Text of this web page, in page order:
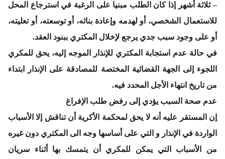
– ثلاثة أشهر إذا كان الطلب مبنيا على الرغبة في استرجاع المحل
للاستعمال الشخصي، أو لهدمه وإعادة بنائه، أو توسعته، أو تعليته،
أو على وجود سبب جدي يرجع لإخلال المكتري ببنود العقد.
في حالة عدم استجابة المكتري للإنذار الموجه إليه، يحق للمكري
اللجوء إلى الجهة القضائية المختصة للمصادقة على الإنذار ابتداء
من تاريخ انتهاء الأجل المحدد فيه.
عدم صحة السبب يؤدي إلى رفض طلب الإفراغ
إن المستقر عليه أنه لا يحق لمحكمة الأكرية أن تناقش إلا الأسباب
الواردة في الإنذار و التي على أساسها وجه الى المكتري دون غيره
من الأسباب التي يمكن للمكري أن يتمسك بها أثناء سريان